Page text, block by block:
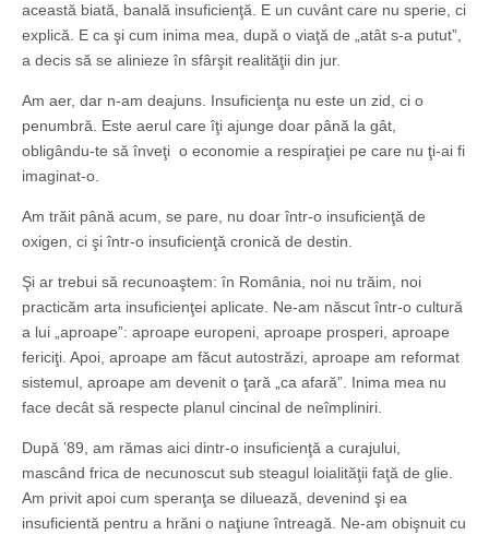
această biată, banală insuficienţă. E un cuvânt care nu sperie, ci
explică. E ca şi cum inima mea, după o viaţă de „atât s-a putut”,
a decis să se alinieze în sfârşit realităţii din jur.
Am aer, dar n-am deajuns. Insuficienţa nu este un zid, ci o
penumbră. Este aerul care îţi ajunge doar până la gât,
obligându-te să înveţi o economie a respiraţiei pe care nu ţi-ai fi
imaginat-o.
Am trăit până acum, se pare, nu doar într-o insuficienţă de
oxigen, ci şi într-o insuficienţă cronică de destin.
Şi ar trebui să recunoaştem: în România, noi nu trăim, noi
practicăm arta insuficienţei aplicate. Ne-am născut într-o cultură
a lui „aproape”: aproape europeni, aproape prosperi, aproape
fericiţi. Apoi, aproape am făcut autostrăzi, aproape am reformat
sistemul, aproape am devenit o ţară „ca afară”. Inima mea nu
face decât să respecte planul cincinal de neîmpliniri.
După ’89, am rămas aici dintr-o insuficienţă a curajului,
mascând frica de necunoscut sub steagul loialităţii faţă de glie.
Am privit apoi cum speranţa se diluează, devenind şi ea
insuficientă pentru a hrăni o naţiune întreagă. Ne-am obişnuit cu